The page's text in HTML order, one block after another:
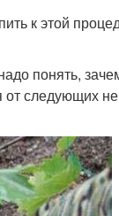
к этой
понять,
от следующих